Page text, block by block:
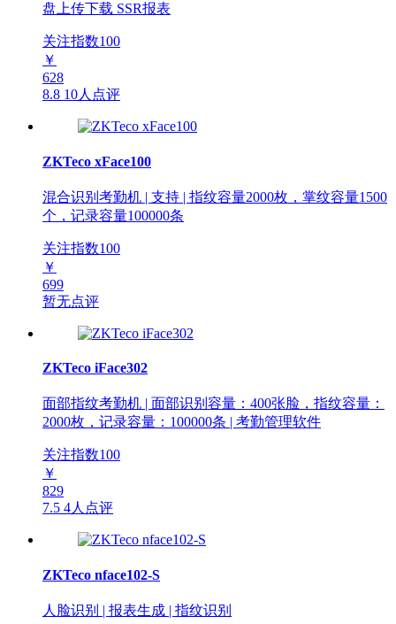
盘上传下载 SSR报表
关注指数100
￥
628
8.8 10人点评
ZKTeco xFace100
混合识别考勤机 | 支持 | 指纹容量2000枚，掌纹容量1500
个，记录容量100000条
关注指数100
￥
699
暂无点评
ZKTeco iFace302
面部指纹考勤机 | 面部识别容量：400张脸，指纹容量：
2000枚，记录容量：100000条 | 考勤管理软件
关注指数100
￥
829
7.5 4人点评
ZKTeco nface102-S
人脸识别 | 报表生成 | 指纹识别